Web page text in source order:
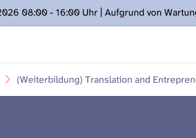
08:00 - 16:00 Uhr | Aufgrund von
www.podcast.unibe.ch
(Weiterbildung) Translation and